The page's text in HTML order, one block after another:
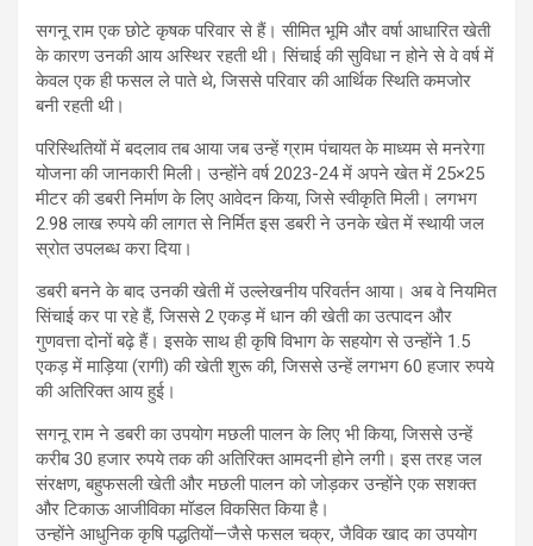
सगनू राम एक छोटे कृषक परिवार से हैं। सीमित भूमि और वर्षा आधारित खेती
के कारण उनकी आय अस्थिर रहती थी। सिंचाई की सुविधा न होने से वे वर्ष में
केवल एक ही फसल ले पाते थे, जिससे परिवार की आर्थिक स्थिति कमजोर
बनी रहती थी।
परिस्थितियों में बदलाव तब आया जब उन्हें ग्राम पंचायत के माध्यम से मनरेगा
योजना की जानकारी मिली। उन्होंने वर्ष 2023-24 में अपने खेत में 25×25
मीटर की डबरी निर्माण के लिए आवेदन किया, जिसे स्वीकृति मिली। लगभग
2.98 लाख रुपये की लागत से निर्मित इस डबरी ने उनके खेत में स्थायी जल
स्रोत उपलब्ध करा दिया।
डबरी बनने के बाद उनकी खेती में उल्लेखनीय परिवर्तन आया। अब वे नियमित
सिंचाई कर पा रहे हैं, जिससे 2 एकड़ में धान की खेती का उत्पादन और
गुणवत्ता दोनों बढ़े हैं। इसके साथ ही कृषि विभाग के सहयोग से उन्होंने 1.5
एकड़ में माड़िया (रागी) की खेती शुरू की, जिससे उन्हें लगभग 60 हजार रुपये
की अतिरिक्त आय हुई।
सगनू राम ने डबरी का उपयोग मछली पालन के लिए भी किया, जिससे उन्हें
करीब 30 हजार रुपये तक की अतिरिक्त आमदनी होने लगी। इस तरह जल
संरक्षण, बहुफसली खेती और मछली पालन को जोड़कर उन्होंने एक सशक्त
और टिकाऊ आजीविका मॉडल विकसित किया है।
उन्होंने आधुनिक कृषि पद्धतियों—जैसे फसल चक्र, जैविक खाद का उपयोग